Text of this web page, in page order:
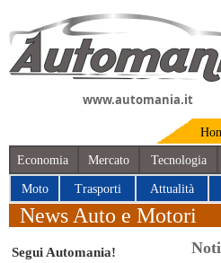
www.automania.it
Economia Mercato Tecnologia
Moto Trasporti Attualità
News Auto e Motori
Segui Automania!